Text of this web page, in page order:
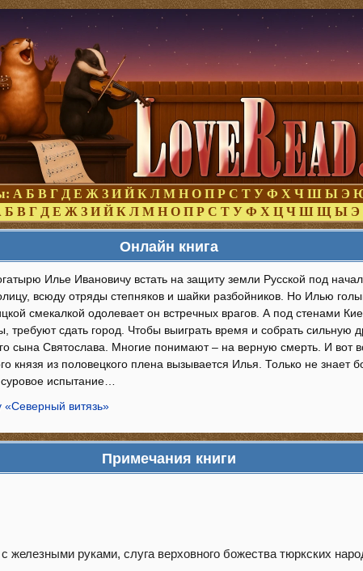
А Б В Г Д Е Ж З И Й К Л М Н О П Р С Т У Ф Х Ч Ш Ы Э
Б В Г Д Е Ж З И Й К Л М Н О П Р С Т У Ф Х Ц Ч Ш Щ Ы Э
Онлайн книга
Илье Ивановичу встать на защиту земли Русской под
всюду отряды степняков и шайки разбойников. Но Илью
смекалкой одолевает он встречных врагов. А под стенами
требуют сдать город. Чтобы выиграть время и собрать сильную
сына Святослава. Многие понимают – на верную смерть. И вот
князя из половецкого плена вызывается Илья. Только не знает
испытание…
«Северный витязь»
Примечания книги
железными руками, слуга верховного божества тюркских